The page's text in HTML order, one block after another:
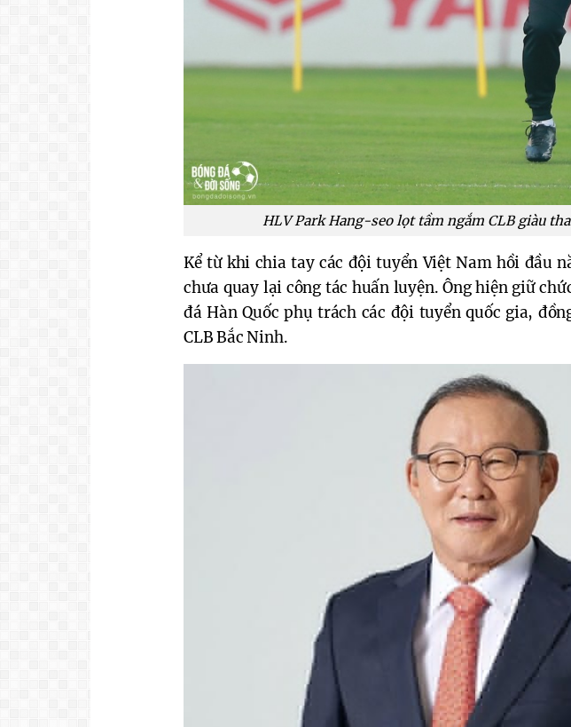
HLV Park Hang-seo lọt tầm ngắm CLB giàu
Kể từ khi chia tay các đội tuyển Việt Nam hồi đầu
chưa quay lại công tác huấn luyện. Ông hiện giữ
đá Hàn Quốc phụ trách các đội tuyển quốc gia,
CLB Bắc Ninh.